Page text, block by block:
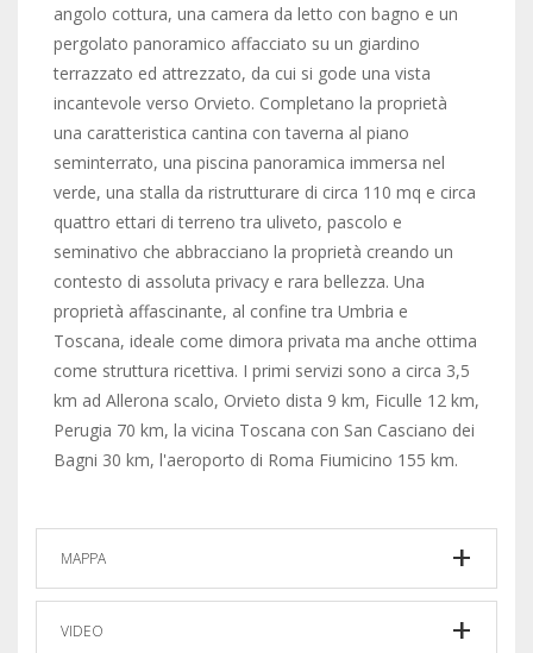
angolo cottura, una camera da letto con bagno e un
pergolato panoramico affacciato su un giardino
terrazzato ed attrezzato, da cui si gode una vista
incantevole verso Orvieto. Completano la proprietà
una caratteristica cantina con taverna al piano
seminterrato, una piscina panoramica immersa nel
verde, una stalla da ristrutturare di circa 110 mq e circa
quattro ettari di terreno tra uliveto, pascolo e
seminativo che abbracciano la proprietà creando un
contesto di assoluta privacy e rara bellezza. Una
proprietà affascinante, al confine tra Umbria e
Toscana, ideale come dimora privata ma anche ottima
come struttura ricettiva. I primi servizi sono a circa 3,5
km ad Allerona scalo, Orvieto dista 9 km, Ficulle 12 km,
Perugia 70 km, la vicina Toscana con San Casciano dei
Bagni 30 km, l'aeroporto di Roma Fiumicino 155 km.
MAPPA
VIDEO